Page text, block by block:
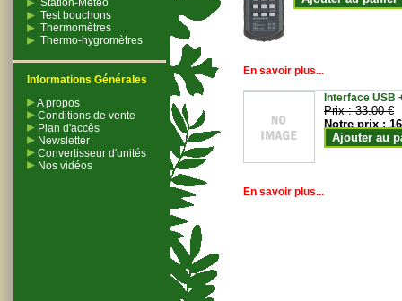
Station-Météo
Test bouchons
Thermomètres
Thermo-hygromètres
Informations Générales
A propos
Conditions de vente
Plan d'accès
Newsletter
Convertisseur d'unités
Nos vidéos
En savoir plus...
Interface USB
Prix :33.00 €
Notre prix :
Ajouter au
En savoir plus...